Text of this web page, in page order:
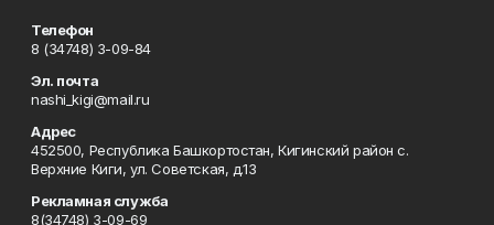
Телефон
8 (34748) 3-09-84
Эл. почта
nashi_kigi@mail.ru
Адрес
452500, Республика Башкортостан, Кигинский район с.
Верхние Киги, ул. Советская, д.13
Рекламная служба
8(34748) 3-09-69